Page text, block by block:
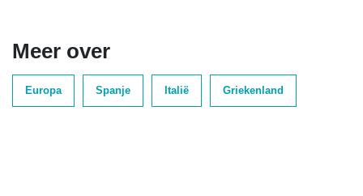
Meer over
Europa Spanje Italië Griekenland